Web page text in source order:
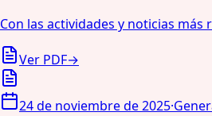
Con las actividades y noticias más
Ver PDF→
24 de noviembre de 2025·